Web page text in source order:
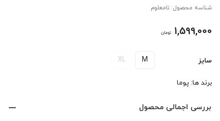
شناسه محصول: نامعلوم
1,599,000 تومان
سایز M
XL
برند ها: پوما
بررسی اجمالی محصول